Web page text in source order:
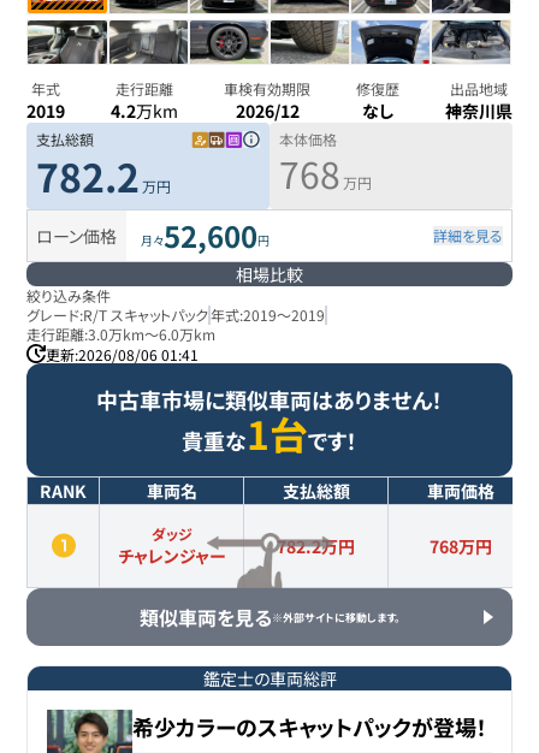
年式
2019
走行距離
4.2万km
車検有効期限
2026/12
修復歴
なし
出品地域
神奈川県
支払総額
782.2 万円
本体価格
768 万円
ローン価格 月々52,600円 詳細を見る
相場比較
絞り込み条件
グレード:R/T スキャットパック年式:2019～2019
走行距離:3.0万km～6.0万km
更新:2026/08/06 01:41
中古車市場に類似車両はありません！
貴重な1台です！
RANK 車両名 支払総額 車両価格
ダッジ
チャレンジャー 782.2万円 768万円
類似車両を見る※外部サイトに移動します。
鑑定士の車両総評
希少カラーのスキャットパックが登場！